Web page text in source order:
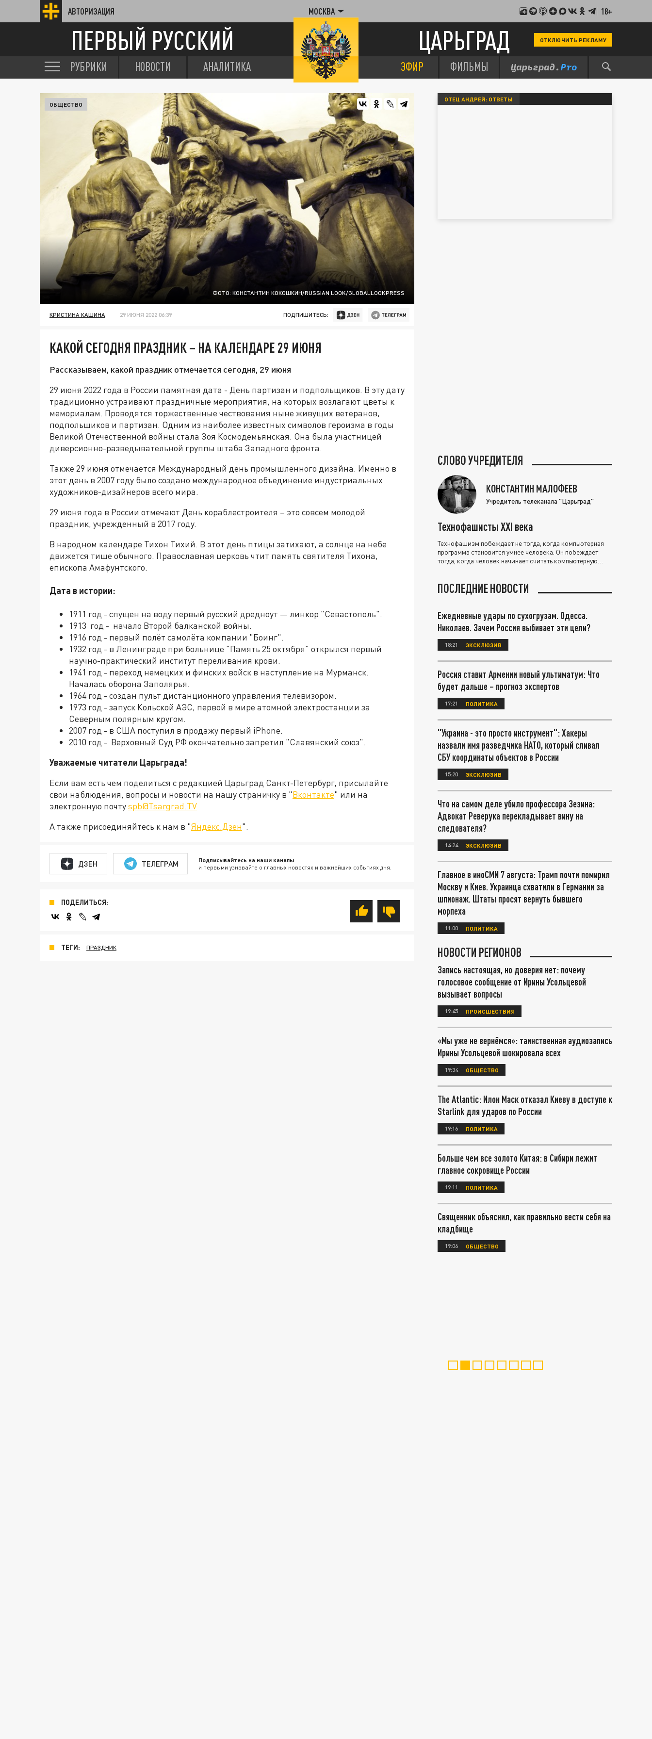
АВТОРИЗАЦИЯ МОСКВА 18+
ПЕРВЫЙ РУССКИЙ ЦАРЬГРАД ОТКЛЮЧИТЬ РЕКЛАМУ
РУБРИКИ НОВОСТИ АНАЛИТИКА ЭФИР ФИЛЬМЫ
ФОТО: КОНСТАНТИН КОКОШКИН/RUSSIAN LOOK/GLOBALLOOKPRESS
ОБЩЕСТВО
КРИСТИНА КАШИНА 29 ИЮНЯ 2022 06:39 ПОДПИШИТЕСЬ:
КАКОЙ СЕГОДНЯ ПРАЗДНИК – НА КАЛЕНДАРЕ 29 ИЮНЯ
Рассказываем, какой праздник отмечается сегодня, 29 июня
29 июня 2022 года в России памятная дата - День партизан и подпольщиков. В эту дату
традиционно устраивают праздничные мероприятия, на которых возлагают цветы к
мемориалам. Проводятся торжественные чествования ныне живущих ветеранов,
подпольщиков и партизан. Одним из наиболее известных символов героизма в годы
Великой Отечественной войны стала Зоя Космодемьянская. Она была участницей
диверсионно-разведывательной группы штаба Западного фронта.
Также 29 июня отмечается Международный день промышленного дизайна. Именно в
этот день в 2007 году было создано международное объединение индустриальных
художников-дизайнеров всего мира.
29 июня года в России отмечают День кораблестроителя – это совсем молодой
праздник, учрежденный в 2017 году.
В народном календаре Тихон Тихий. В этот день птицы затихают, а солнце на небе
движется тише обычного. Православная церковь чтит память святителя Тихона,
епископа Амафунтского.
Дата в истории:
1911 год - спущен на воду первый русский дредноут — линкор "Севастополь".
1913 год - начало Второй балканской войны.
1916 год - первый полёт самолёта компании "Боинг".
1932 год - в Ленинграде при больнице "Память 25 октября" открылся первый
научно-практический институт переливания крови.
1941 год - переход немецких и финских войск в наступление на Мурманск.
Началась оборона Заполярья.
1964 год - создан пульт дистанционного управления телевизором.
1973 год - запуск Кольской АЭС, первой в мире атомной электростанции за
Северным полярным кругом.
2007 год - в США поступил в продажу первый iPhone.
2010 год - Верховный Суд РФ окончательно запретил "Славянский союз".
Уважаемые читатели Царьграда!
Если вам есть чем поделиться с редакцией Царьград Санкт-Петербург, присылайте
свои наблюдения, вопросы и новости на нашу страничку в "Вконтакте" или на
электронную почтуspb@Tsargrad.TV
А также присоединяйтесь к нам в "Яндекс.Дзен".
ДЗЕН ТЕЛЕГРАМ Подписывайтесь на наши каналы
и первыми узнавайте о главных новостях и важнейших событиях дня.
ПОДЕЛИТЬСЯ:
ТЕГИ: ПРАЗДНИК
ОТЕЦ АНДРЕЙ: ОТВЕТЫ
СЛОВО УЧРЕДИТЕЛЯ
КОНСТАНТИН МАЛОФЕЕВ
Учредитель телеканала "Царьград"
Технофашисты XXI века
Технофашизм побеждает не тогда, когда компьютерная
программа становится умнее человека. Он побеждает
тогда, когда человек начинает считать компьютерную
ПОСЛЕДНИЕ НОВОСТИ
Ежедневные удары по сухогрузам. Одесса.
Николаев. Зачем Россия выбивает эти цели?
18:21 ЭКСКЛЮЗИВ
Россия ставит Армении новый ультиматум: Что
будет дальше – прогноз экспертов
17:21 ПОЛИТИКА
"Украина - это просто инструмент": Хакеры
назвали имя разведчика НАТО, который сливал
СБУ координаты объектов в России
15:20 ЭКСКЛЮЗИВ
Что на самом деле убило профессора Зезина:
Адвокат Реверука перекладывает вину на
следователя?
14:24 ЭКСКЛЮЗИВ
Главное в иноСМИ 7 августа: Трамп почти помирил
Москву и Киев. Украинца схватили в Германии за
шпионаж. Штаты просят вернуть бывшего
морпеха
11:00 ПОЛИТИКА
НОВОСТИ РЕГИОНОВ
Запись настоящая, но доверия нет: почему
голосовое сообщение от Ирины Усольцевой
вызывает вопросы
19:45 ПРОИСШЕСТВИЯ
«Мы уже не вернёмся»: таинственная аудиозапись
Ирины Усольцевой шокировала всех
19:34 ОБЩЕСТВО
The Atlantic: Илон Маск отказал Киеву в доступе к
Starlink для ударов по России
19:16 ПОЛИТИКА
Больше чем все золото Китая: в Сибири лежит
главное сокровище России
19:11 ПОЛИТИКА
Священник объяснил, как правильно вести себя на
кладбище
19:06 ОБЩЕСТВО